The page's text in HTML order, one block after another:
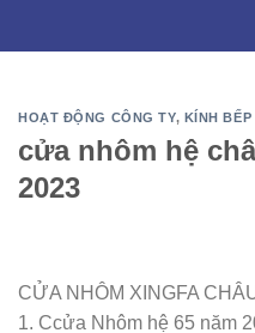
HOẠT ĐỘNG CÔNG TY, KÍNH
cửa nhôm hệ
2023
CỬA NHÔM XINGFA
1. Ccửa Nhôm hệ 65 năm